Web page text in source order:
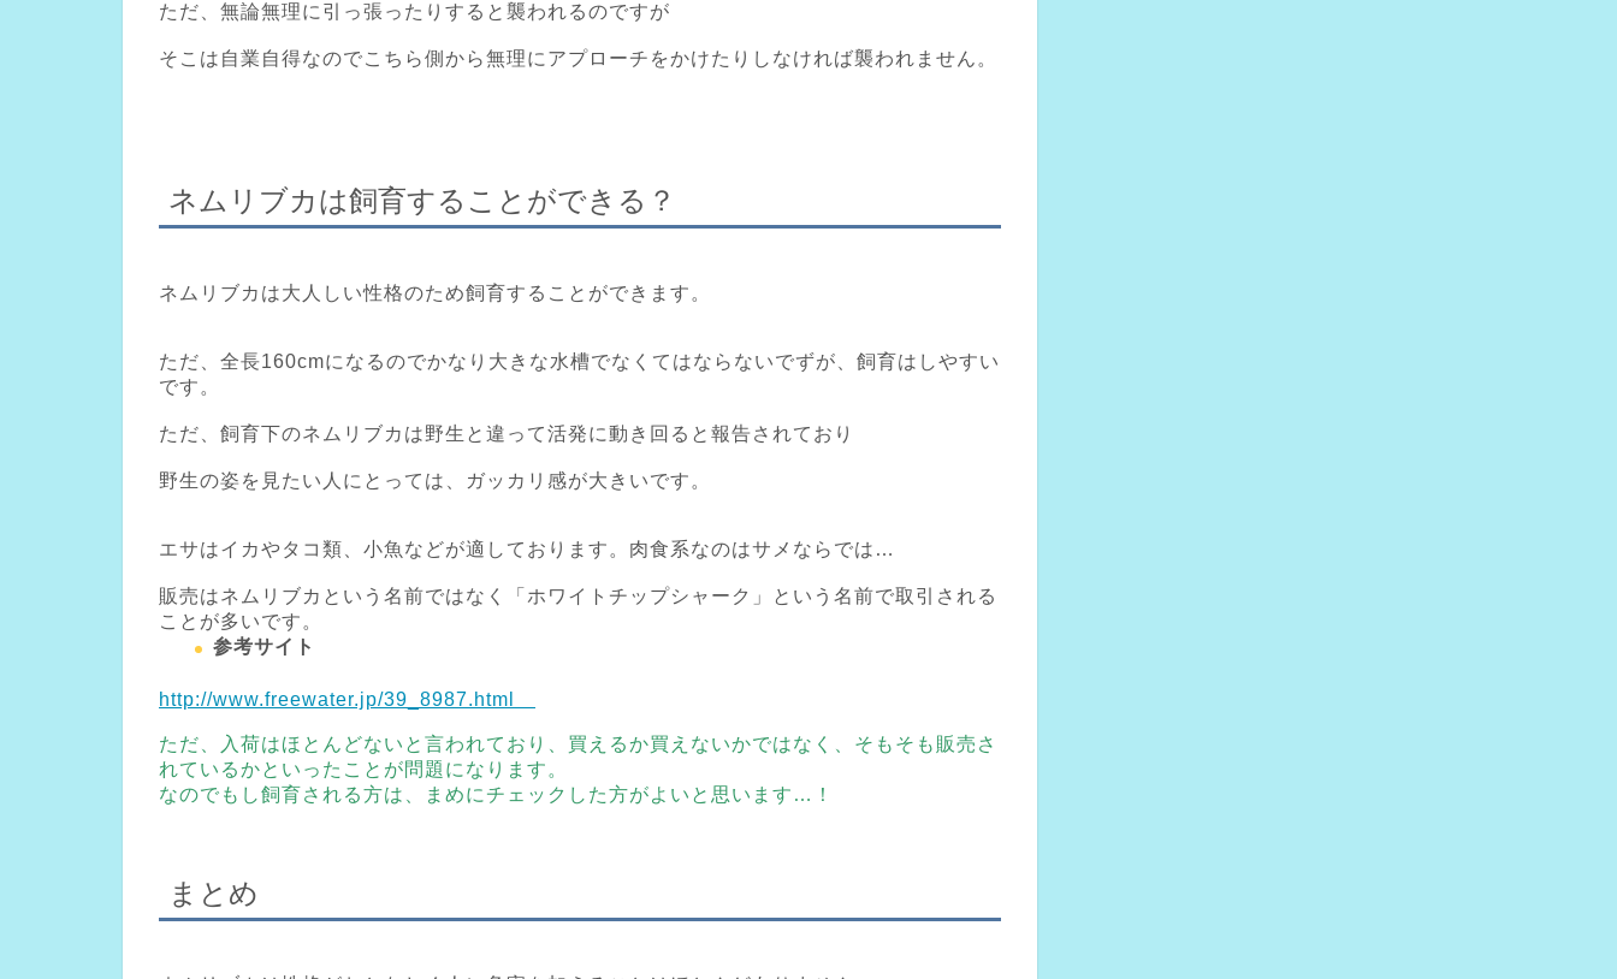
ただ、無論無理に引っ張ったりすると襲われるのですが
そこは自業自得なのでこちら側から無理にアプローチをかけたりしなければ襲われません。
ネムリブカは飼育することができる？
ネムリブカは大人しい性格のため飼育することができます。
ただ、全長160cmになるのでかなり大きな水槽でなくてはならないでずが、飼育はしやすい
です。
ただ、飼育下のネムリブカは野生と違って活発に動き回ると報告されており
野生の姿を見たい人にとっては、ガッカリ感が大きいです。
エサはイカやタコ類、小魚などが適しております。肉食系なのはサメならでは…
販売はネムリブカという名前ではなく「ホワイトチップシャーク」という名前で取引される
ことが多いです。
参考サイト
http://www.freewater.jp/39_8987.html
ただ、入荷はほとんどないと言われており、買えるか買えないかではなく、そもそも販売さ
れているかといったことが問題になります。
なのでもし飼育される方は、まめにチェックした方がよいと思います…！
まとめ